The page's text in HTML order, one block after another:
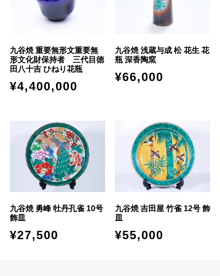
九谷焼 重要無形文重要無
形文化財保持者 三代目徳
田八十吉 ひねり花瓶
¥4,400,000
九谷焼 浅蔵与成 松 花生 花
瓶 深香陶窯
¥66,000
九谷焼 勇峰 牡丹孔雀 10号
飾皿
¥27,500
九谷焼 吉田屋 竹雀 12号 飾
皿
¥55,000